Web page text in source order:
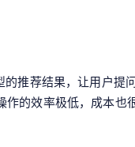
推荐结果，让用户提
的效率极低，成本也很